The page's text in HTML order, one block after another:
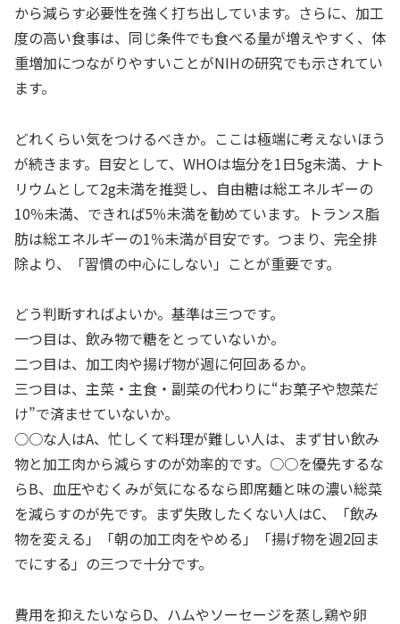
から減らす必要性を強く打ち出しています。さらに、加工
度の高い食事は、同じ条件でも食べる量が増えやすく、体
重増加につながりやすいことがNIHの研究でも示されてい
ます。
どれくらい気をつけるべきか。ここは極端に考えないほう
が続きます。目安として、WHOは塩分を1日5g未満、ナト
リウムとして2g未満を推奨し、自由糖は総エネルギーの
10％未満、できれば5％未満を勧めています。トランス脂
肪は総エネルギーの1％未満が目安です。つまり、完全排
除より、「習慣の中心にしない」ことが重要です。
どう判断すればよいか。基準は三つです。
一つ目は、飲み物で糖をとっていないか。
二つ目は、加工肉や揚げ物が週に何回あるか。
三つ目は、主菜・主食・副菜の代わりに“お菓子や惣菜だ
け”で済ませていないか。
○○な人はA、忙しくて料理が難しい人は、まず甘い飲み
物と加工肉から減らすのが効率的です。○○を優先するな
らB、血圧やむくみが気になるなら即席麺と味の濃い総菜
を減らすのが先です。まず失敗したくない人はC、「飲み
物を変える」「朝の加工肉をやめる」「揚げ物を週2回ま
でにする」の三つで十分です。
費用を抑えたいならD、ハムやソーセージを蒸し鶏や卵